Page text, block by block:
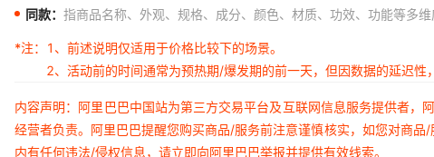
同款： 指商品名称、外观、规格、成分、颜色、材质、功效、功能等多
*注：
1、前述说明仅适用于价格比较下的场景。
2、活动前的时间通常为预热期/爆发期的前一天，但因数据的延迟
内容声明：阿里巴巴中国站为第三方交易平台及互联网信息服务提供者
经营者负责。阿里巴巴提醒您购买商品/服务前注意谨慎核实，如您对商
内有任何违法/侵权信息，请立即向阿里巴巴举报并提供有效线索。